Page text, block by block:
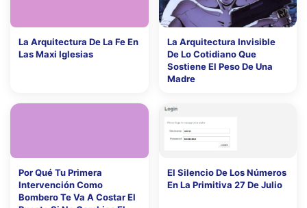
La Arquitectura De La Fe En
Las Maxi Iglesias
La Arquitectura Invisible
De Lo Cotidiano Que
Sostiene El Peso De Una
Madre
Por Qué Tu Primera
Intervención Como
Bombero Te Va A Costar El
El Silencio De Los Números
En La Primitiva 27 De Julio